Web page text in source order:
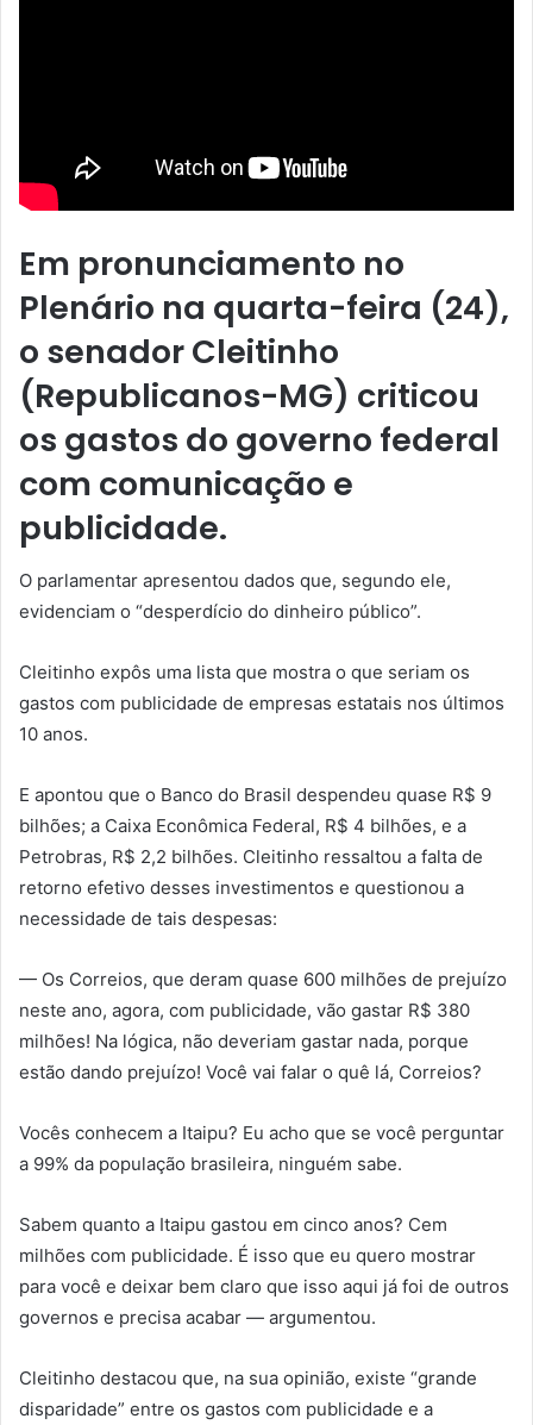
Em pronunciamento no
Plenário na quarta-feira (24),
o senador Cleitinho
(Republicanos-MG) criticou
os gastos do governo federal
com comunicação e
publicidade.
O parlamentar apresentou dados que, segundo ele,
evidenciam o “desperdício do dinheiro público”.
Cleitinho expôs uma lista que mostra o que seriam os
gastos com publicidade de empresas estatais nos últimos
10 anos.
E apontou que o Banco do Brasil despendeu quase R$ 9
bilhões; a Caixa Econômica Federal, R$ 4 bilhões, e a
Petrobras, R$ 2,2 bilhões. Cleitinho ressaltou a falta de
retorno efetivo desses investimentos e questionou a
necessidade de tais despesas:
— Os Correios, que deram quase 600 milhões de prejuízo
neste ano, agora, com publicidade, vão gastar R$ 380
milhões! Na lógica, não deveriam gastar nada, porque
estão dando prejuízo! Você vai falar o quê lá, Correios?
Vocês conhecem a Itaipu? Eu acho que se você perguntar
a 99% da população brasileira, ninguém sabe.
Sabem quanto a Itaipu gastou em cinco anos? Cem
milhões com publicidade. É isso que eu quero mostrar
para você e deixar bem claro que isso aqui já foi de outros
governos e precisa acabar — argumentou.
Cleitinho destacou que, na sua opinião, existe “grande
disparidade” entre os gastos com publicidade e a